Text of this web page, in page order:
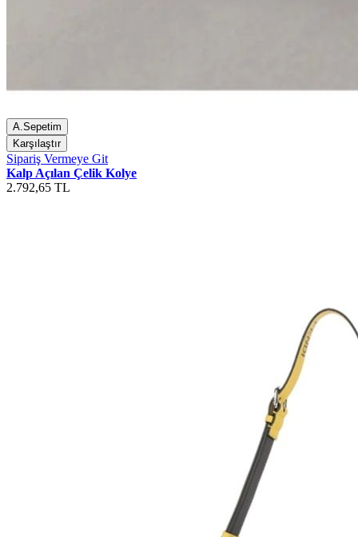
A.Sepetim
Karşılaştır
Sipariş Vermeye Git
Kalp Açılan Çelik Kolye
2.792,65 TL